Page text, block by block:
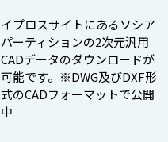
イプロスサイトにあるソシア
パーティションの2次元汎用
CADデータのダウンロードが
可能です。※DWG及びDXF形
式のCADフォーマットで公開
中